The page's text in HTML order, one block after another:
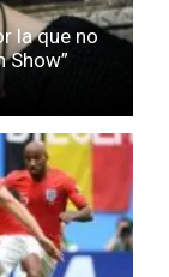
la que no
Show”